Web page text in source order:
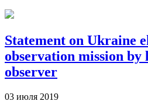
Statement on Ukraine
observation mission by
observer
03 июля 2019